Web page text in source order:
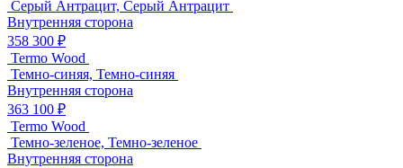
Серый Антрацит, Серый Антрацит
Внутренняя сторона
358 300 ₽
Termo Wood
Темно-синяя, Темно-синяя
Внутренняя сторона
363 100 ₽
Termo Wood
Темно-зеленое, Темно-зеленое
Внутренняя сторона